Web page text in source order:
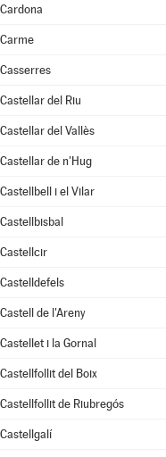
Cardona
Carme
Casserres
Castellar del Riu
Castellar del Vallès
Castellar de n'Hug
Castellbell i el Vilar
Castellbisbal
Castellcir
Castelldefels
Castell de l'Areny
Castellet i la Gornal
Castellfollit del Boix
Castellfollit de Riubregós
Castellgalí